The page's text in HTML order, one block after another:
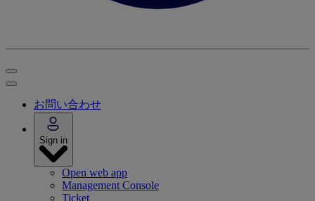
お問い合わせ
Sign in
Open web app
Management Console
Ticket